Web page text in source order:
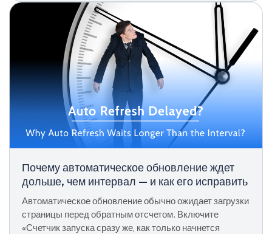
помощью Ctrl + D.
Почему автоматическое обновление ждет
дольше, чем интервал — и как его исправить
Автоматическое обновление обычно ожидает загрузки
страницы перед обратным отсчетом. Включите
«Счетчик запуска сразу же, как только начнется